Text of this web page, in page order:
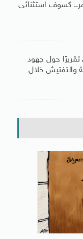
كسوف استثنائى
تقريرًا حول جهود
والتفتيش خلال